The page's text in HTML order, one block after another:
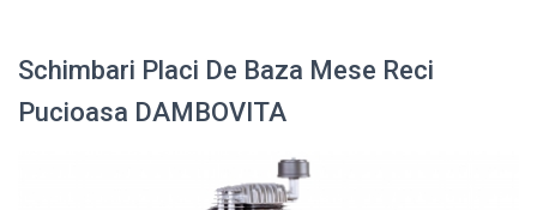
Schimbari Placi De Baza Mese Reci
Pucioasa DAMBOVITA